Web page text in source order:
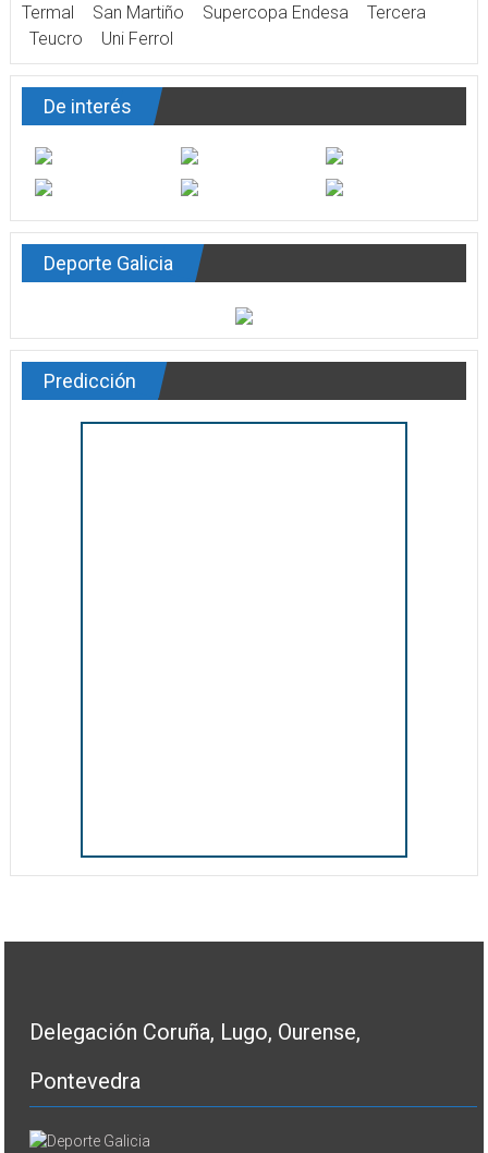
Termal
San Martiño Supercopa Endesa
Tercera
Teucro
Uni Ferrol
De interés
Deporte Galicia
Predicción
Delegación Coruña, Lugo, Ourense,
Pontevedra